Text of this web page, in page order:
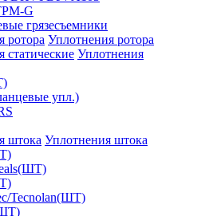
G
грязесъемники
Уплотнения ротора
Уплотнения
упл.)
Уплотнения штока
Tecnolan(ШТ)